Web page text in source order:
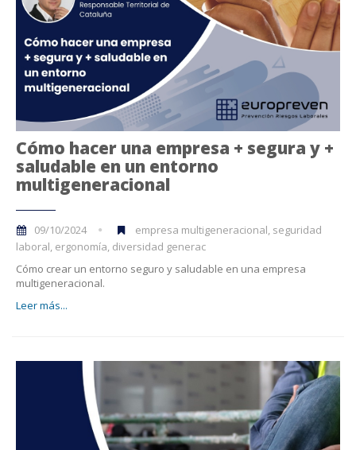
Cómo hacer una empresa + segura y +
saludable en un entorno
multigeneracional
09/10/2024
empresa multigeneracional, seguridad
laboral, ergonomía, diversidad generac
Cómo crear un entorno seguro y saludable en una empresa
multigeneracional.
Leer más...